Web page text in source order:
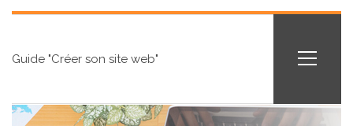
Guide "Créer son site web"